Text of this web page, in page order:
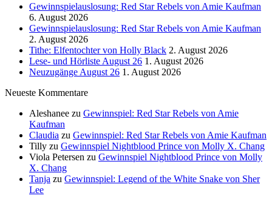
Gewinnspielauslosung: Red Star Rebels von Amie Kaufman
6. August 2026
Gewinnspielauslosung: Red Star Rebels von Amie Kaufman
2. August 2026
Tithe: Elfentochter von Holly Black 2. August 2026
Lese- und Hörliste August 26 1. August 2026
Neuzugänge August 26 1. August 2026
Neueste Kommentare
Aleshanee zu Gewinnspiel: Red Star Rebels von Amie
Kaufman
Claudia zu Gewinnspiel: Red Star Rebels von Amie Kaufman
Tilly zu Gewinnspiel Nightblood Prince von Molly X. Chang
Viola Petersen zu Gewinnspiel Nightblood Prince von Molly
X. Chang
Tanja zu Gewinnspiel: Legend of the White Snake von Sher
Lee